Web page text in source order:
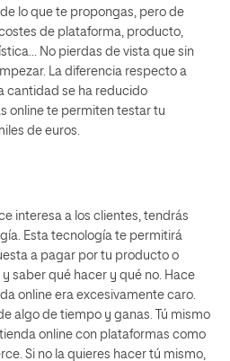
lo que te propongas, pero de
de plataforma, producto,
No pierdas de vista que sin
La diferencia respecto a
cantidad se ha reducido
online te permiten testar tu
de euros.
interesa a los clientes, tendrás
Esta tecnología te permitirá
a pagar por tu producto o
saber qué hacer y qué no. Hace
online era excesivamente caro.
algo de tiempo y ganas. Tú mismo
online con plataformas como
Si no la quieres hacer tú mismo,